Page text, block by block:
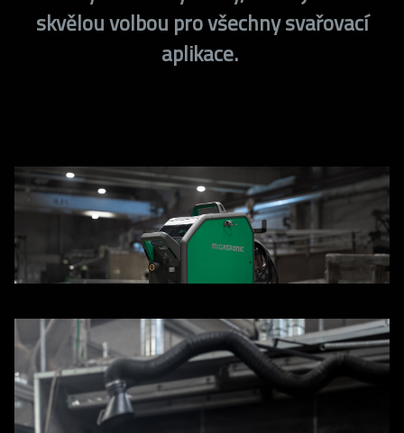
skvělou volbou pro všechny svařovací
aplikace.